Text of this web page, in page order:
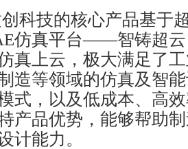
科技的核心产品基于
仿真平台——智铸超云
真上云，极大满足了
造等领域的仿真及智
式，以及低成本、高
产品优势，能够帮助
计能力。